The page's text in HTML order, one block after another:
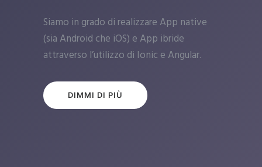
Siamo in grado di realizzare App native
(sia Android che iOS) e App ibride
attraverso l’utilizzo di Ionic e Angular.
DIMMI DI PIÙ